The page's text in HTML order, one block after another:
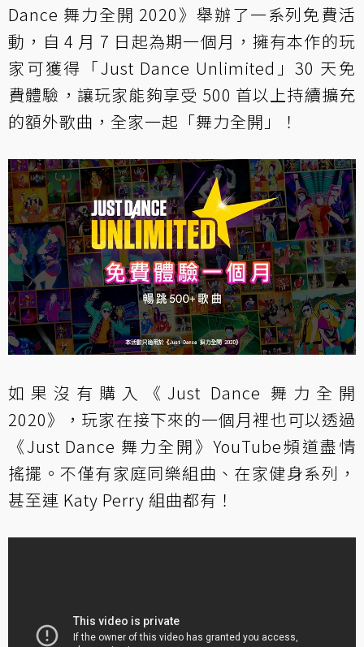
Dance 舞力全開 2020》舉辦了一系列免費活
動，自 4 月 7 日起為期一個月，擁有本作的玩
家可獲得「Just Dance Unlimited」30 天免
費體驗，讓玩家能夠享受 500 首以上持續擴充
的額外歌曲，全家一起「舞力全開」！
如果沒有購入《Just Dance 舞力全開
2020》，玩家在接下來的一個月裡也可以透過
《Just Dance 舞力全開》YouTube頻道盡情
搖擺。不僅有家庭同樂組曲、在家健身系列，
甚至連 Katy Perry 組曲都有！